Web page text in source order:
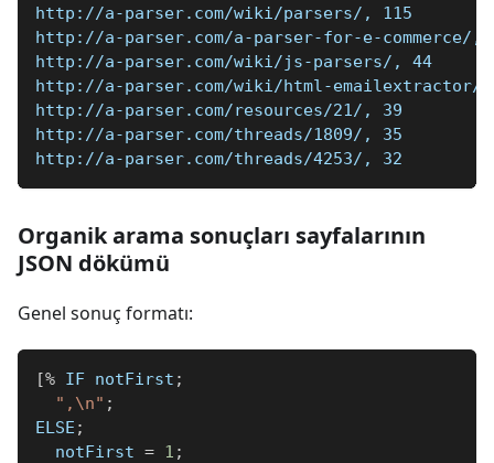
http://a-parser.com/wiki/parsers/, 115
http://a-parser.com/a-parser-for-e-commerce/,
http://a-parser.com/wiki/js-parsers/, 44
http://a-parser.com/wiki/html-emailextractor/,
http://a-parser.com/resources/21/, 39
http://a-parser.com/threads/1809/, 35
http://a-parser.com/threads/4253/, 32
Organik arama sonuçları sayfalarının
JSON dökümü
Genel sonuç formatı:
[% IF notFirst ;
",\n" ;
ELSE ;
  notFirst
= 1 ;